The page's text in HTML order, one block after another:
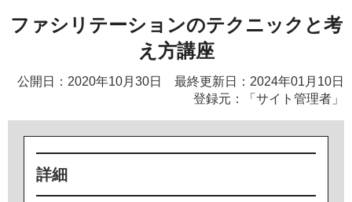
ファシリテーションのテクニックと考
え方講座
公開日：2020年10月30日 最終更新日：2024年01月10日
登録元：「サイト管理者」
詳細